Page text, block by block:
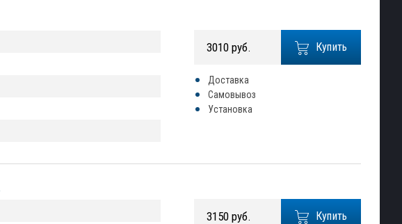
Купить
3010 руб.
Доставка
Самовывоз
Установка
Купить
3150 руб.